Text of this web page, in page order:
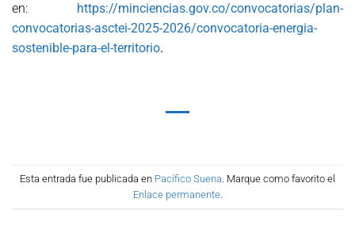
en:
https://minciencias.gov.co/convocatorias/plan-
convocatorias-asctei-2025-2026/convocatoria-energia-
sostenible-para-el-territorio.
Esta entrada fue publicada en Pacífico Suena . Marque como favorito el
Enlace permanente.